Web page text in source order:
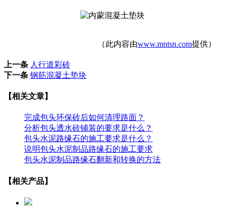
（此内容由www.mntsn.com提供）
上一条 人行道彩砖
下一条 钢筋混凝土垫块
【相关文章】
完成包头环保砖后如何清理路面？
分析包头透水砖铺装的要求是什么？
包头水泥路缘石的施工要求是什么？
说明包头水泥制品路缘石的施工要求
包头水泥制品路缘石翻新和转换的方法
【相关产品】